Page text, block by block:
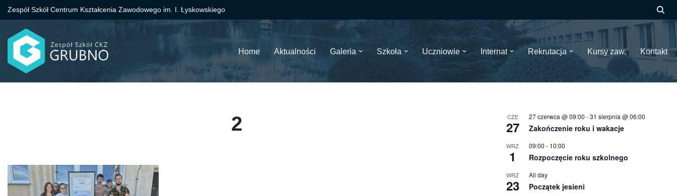
Przejdź
do
treści
Zespół Szkół Centrum Kształcenia Zawodowego im. I. Łyskowskiego
Home Aktualności Galeria Szkoła Uczniowie Internat Rekrutacja Kursy zaw. Kontakt
2 CZE
27
27 czerwca @ 09:00 -31 sierpnia @ 06:00
Zakończenie roku i wakacje
WRZ
1
09:00 - 10:00
Rozpoczęcie roku szkolnego
WRZ
23
All day
Początek jesieni